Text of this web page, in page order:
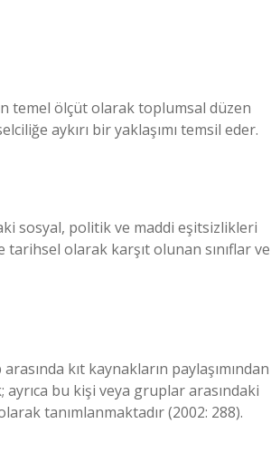
temel ölçüt olarak toplumsal düzen
aykırı bir yaklaşımı temsil eder.
sosyal, politik ve maddi eşitsizlikleri
olarak karşıt olunan sınıflar ve
kıt kaynakların paylaşımından
ayrıca bu kişi veya gruplar arasındaki
tanımlanmaktadır (2002: 288).